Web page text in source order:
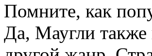
Помните, как
Да, Маугли также